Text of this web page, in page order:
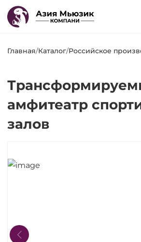
Главная/Каталог/Российское
амфитеатр
залов